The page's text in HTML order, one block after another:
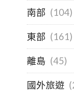
南部 (104)
東部 (161)
離島 (45)
國外旅遊